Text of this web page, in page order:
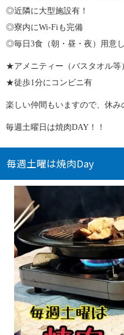
◎近隣に大型施設有！
◎寮内にWi-Fiも完備
◎毎日3食（朝・昼・夜）用意し
★アメニティー（バスタオル等
★徒歩1分にコンビニ有
楽しい仲間もいますので、休
毎週土曜日は焼肉DAY！！
毎週土曜は焼肉Day